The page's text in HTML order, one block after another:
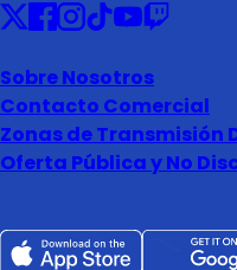
Sobre Nosotros
Contacto Comercial
Zonas de Transmisión
Oferta Pública y No